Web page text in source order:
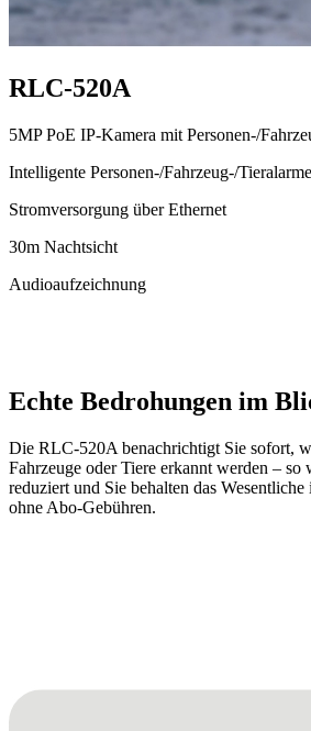
RLC-520A
5MP PoE IP-Kamera mit Personen-/
Intelligente Personen-/Fahrzeug-/Tieralarme
Stromversorgung über Ethernet
30m Nachtsicht
Audioaufzeichnung
Echte Bedrohungen im
Die RLC-520A benachrichtigt Sie sofort,
Fahrzeuge oder Tiere erkannt werden – so
reduziert und Sie behalten das
ohne Abo-Gebühren.